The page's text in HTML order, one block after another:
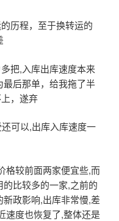
历程，至于换转运的
把,入库出库速度本来
后那单，给我拖了半
，遂弃
可以,出库入库速度一
格较前面两家便宜些,而
比较多的一家,之前的
政影响,出库非常慢,差
速度也恢复了,整体还是